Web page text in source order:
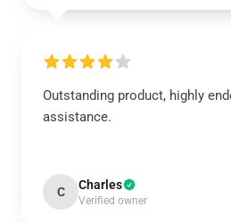
Outstanding product, highly
assistance.
C Charles
Verified owner